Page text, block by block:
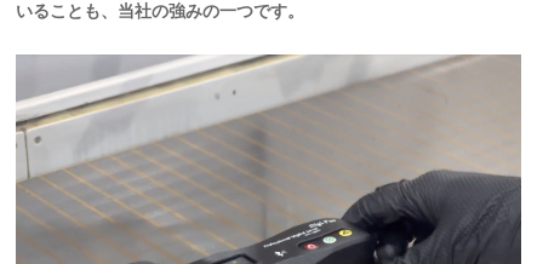
いることも、当社の強みの一つです。